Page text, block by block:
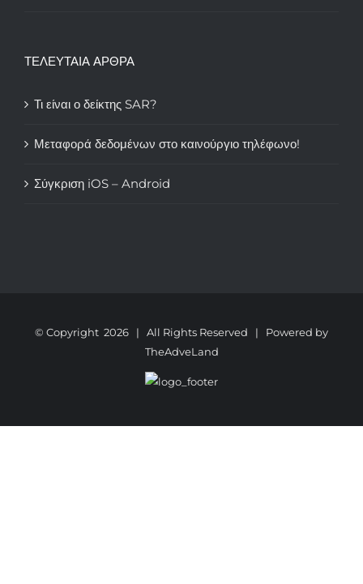
ΤΕΛΕΥΤΑΙΑ ΑΡΘΡΑ
Τι είναι ο δείκτης SAR?
Μεταφορά δεδομένων στο καινούργιο τηλέφωνο!
Σύγκριση iOS – Android
© Copyright 2026 | All Rights Reserved | Powered by
TheAdveLand